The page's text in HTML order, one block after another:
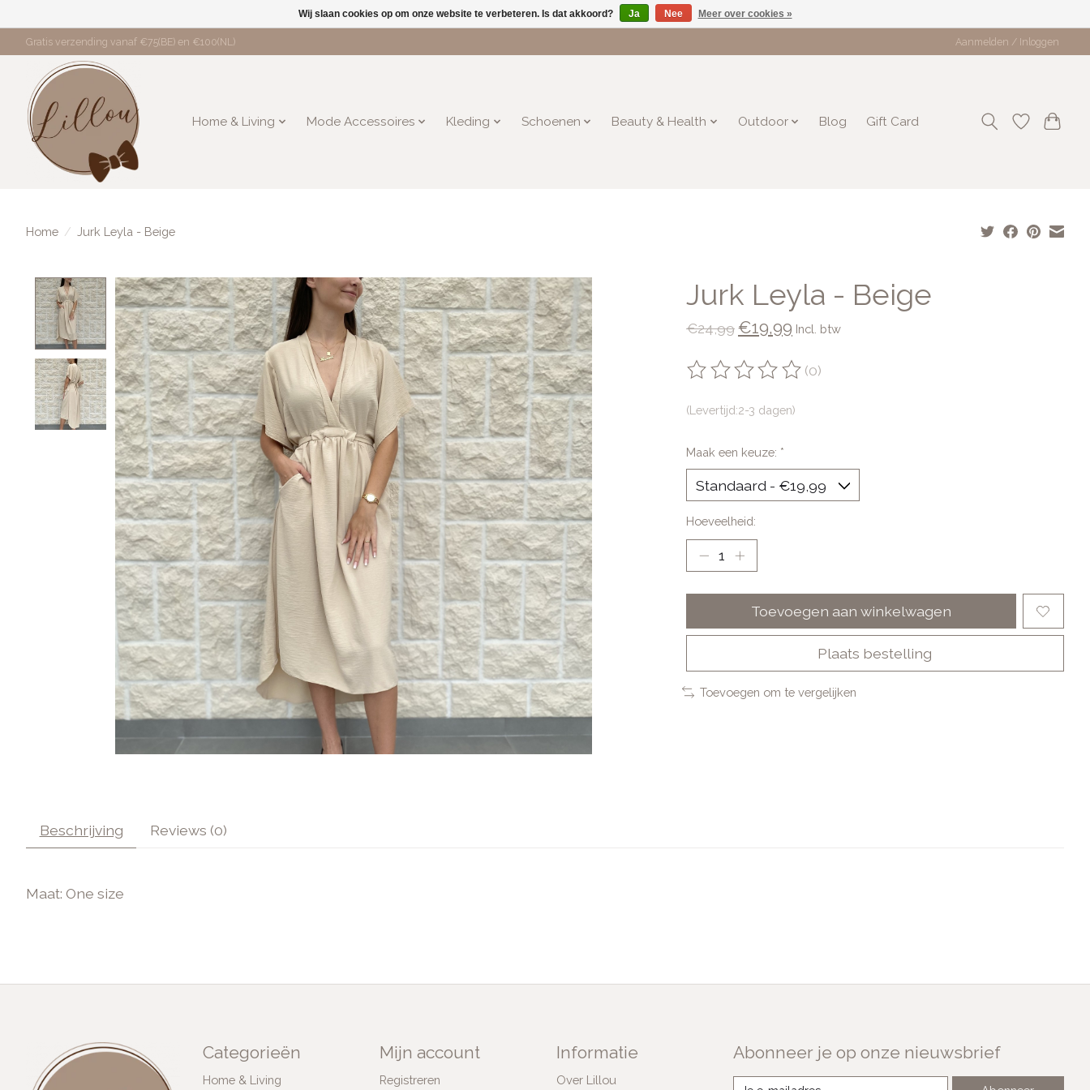
Gratis verzending vanaf €75(BE) en €100(NL) Aanmelden / Inloggen
Home & Living Mode Accessoires Kleding Schoenen Beauty & Health Outdoor Blog Gift Card
Home / Jurk Leyla - Beige
Product image slideshow Items Jurk Leyla - Beige
€24,99€19,99 Incl. btw
De beoordeling van dit product is
(0)
(Levertijd:2-3 dagen)
Maak een keuze: *
Hoeveelheid:
Toevoegen aan winkelwagen
Plaats bestelling
Toevoegen om te vergelijken
Beschrijving Reviews (0)
Maat: One size
Categorieën
Home & Living
Mijn account
Registreren
Informatie
Over Lillou
Abonneer je op onze nieuwsbrief
Wij slaan cookies op om onze website te verbeteren. Is dat akkoord? Ja Nee Meer over cookies »